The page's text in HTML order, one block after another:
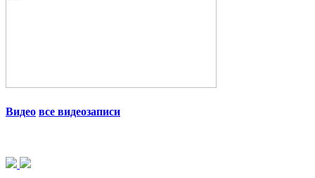
Видео все видеозаписи